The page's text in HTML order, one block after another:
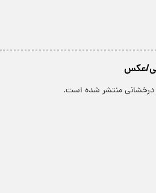
عکس
درخشانی منتشر شده است.